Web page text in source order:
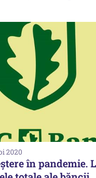
2020
în pandemie.